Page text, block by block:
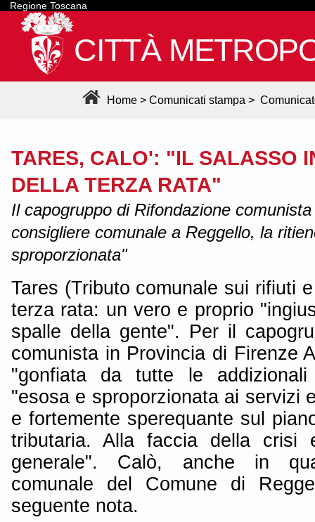
Regione Toscana
CITTÀ
Home > Comunicati stampa >
TARES, CALO': "IL SALASSO
DELLA TERZA RATA"
Il capogruppo di Rifondazione
consigliere comunale a Reggello, la
sproporzionata"
Tares (Tributo comunale sui rifiuti
terza rata: un vero e proprio
spalle della gente". Per il
comunista in Provincia di Firenze
"gonfiata da tutte le
"esosa e sproporzionata ai servizi
e fortemente sperequante sul
tributaria. Alla faccia della crisi e
generale". Calò, anche in
comunale del Comune di
seguente nota.